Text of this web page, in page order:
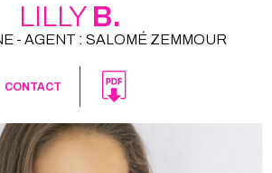
LILLYB.
- AGENT : SALOMÉ ZEMMOUR
CONTACT